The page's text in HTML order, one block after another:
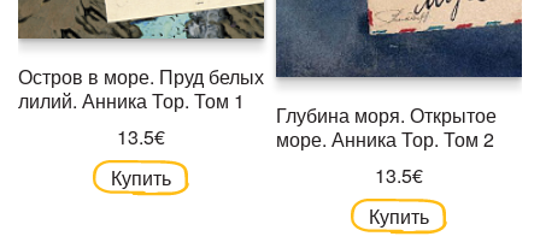
Остров в море. Пруд белых
лилий. Анника Тор. Том 1
13.5€
Купить
Глубина моря. Открытое
море. Анника Тор. Том 2
13.5€
Купить